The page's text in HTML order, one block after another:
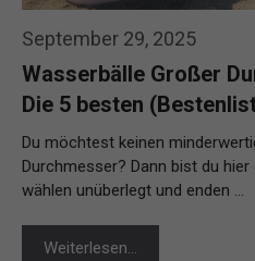
September 29, 2025
Wasserbälle Großer
Die 5 besten
Du möchtest keinen
Durchmesser? Dann bist du
wählen unüberlegt und enden …
Weiterlesen…